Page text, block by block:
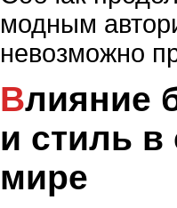
модным
невозможно
Влияние блогеров на моду
и стиль
мире